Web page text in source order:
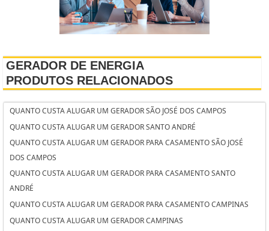
GERADOR DE ENERGIA
PRODUTOS RELACIONADOS
QUANTO CUSTA ALUGAR UM GERADOR SÃO JOSÉ DOS CAMPOS
QUANTO CUSTA ALUGAR UM GERADOR SANTO ANDRÉ
QUANTO CUSTA ALUGAR UM GERADOR PARA CASAMENTO SÃO JOSÉ
DOS CAMPOS
QUANTO CUSTA ALUGAR UM GERADOR PARA CASAMENTO SANTO
ANDRÉ
QUANTO CUSTA ALUGAR UM GERADOR PARA CASAMENTO CAMPINAS
QUANTO CUSTA ALUGAR UM GERADOR CAMPINAS